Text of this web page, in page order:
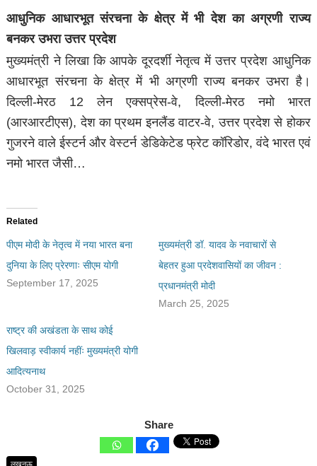
आधुनिक आधारभूत संरचना के क्षेत्र में भी देश का अग्रणी राज्य
बनकर उभरा उत्तर प्रदेश
मुख्यमंत्री ने लिखा कि आपके दूरदर्शी नेतृत्व में उत्तर प्रदेश आधुनिक
आधारभूत संरचना के क्षेत्र में भी अग्रणी राज्य बनकर उभरा है।
दिल्ली-मेरठ 12 लेन एक्सप्रेस-वे, दिल्ली-मेरठ नमो भारत
(आरआरटीएस), देश का प्रथम इनलैंड वाटर-वे, उत्तर प्रदेश से होकर
गुजरने वाले ईस्टर्न और वेस्टर्न डेडिकेटेड फ्रेट कॉरिडोर, वंदे भारत एवं
नमो भारत जैसी…
Related
पीएम मोदी के नेतृत्व में नया भारत बना
दुनिया के लिए प्रेरणाः सीएम योगी
September 17, 2025
मुख्यमंत्री डॉ. यादव के नवाचारों से
बेहतर हुआ प्रदेशवासियों का जीवन :
प्रधानमंत्री मोदी
March 25, 2025
राष्ट्र की अखंडता के साथ कोई
खिलवाड़ स्वीकार्य नहींः मुख्यमंत्री योगी
आदित्यनाथ
October 31, 2025
Share
लखनऊ